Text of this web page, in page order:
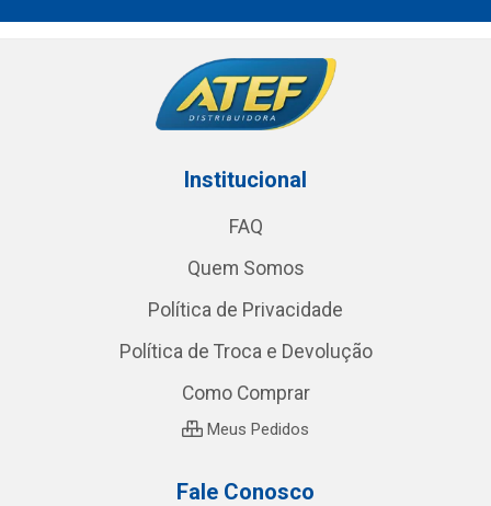
Institucional
FAQ
Quem Somos
Política de Privacidade
Política de Troca e Devolução
Como Comprar
Meus Pedidos
Fale Conosco